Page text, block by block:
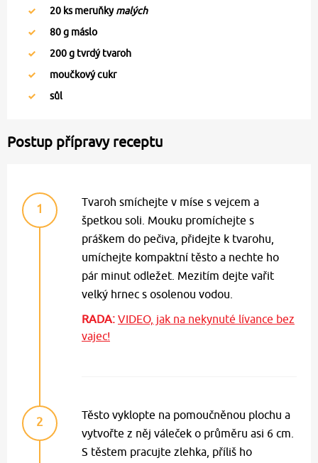
20 ks meruňkymalých
80g máslo
200g tvrdý tvaroh
moučkový cukr
sůl
Postup přípravy receptu
1
Tvaroh smíchejte v míse s vejcem a
špetkou soli. Mouku promíchejte s
práškem do pečiva, přidejte k tvarohu,
umíchejte kompaktní těsto a nechte ho
pár minut odležet. Mezitím dejte vařit
velký hrnec s osolenou vodou.
RADA: VIDEO, jak na nekynuté lívance bez
vajec!
2
Těsto vyklopte na pomoučněnou plochu a
vytvořte z něj váleček o průměru asi 6 cm.
S těstem pracujte zlehka, příliš ho